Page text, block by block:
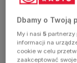
has
occurred
Dbamy o Twoją
My i nasi5 partnerzy
informacji na
cookie w celu
zaakceptować